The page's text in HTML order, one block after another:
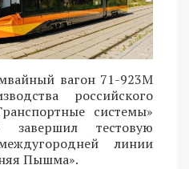
вагон 71-923М
российского
системы»
тестовую
линии
Пышма».